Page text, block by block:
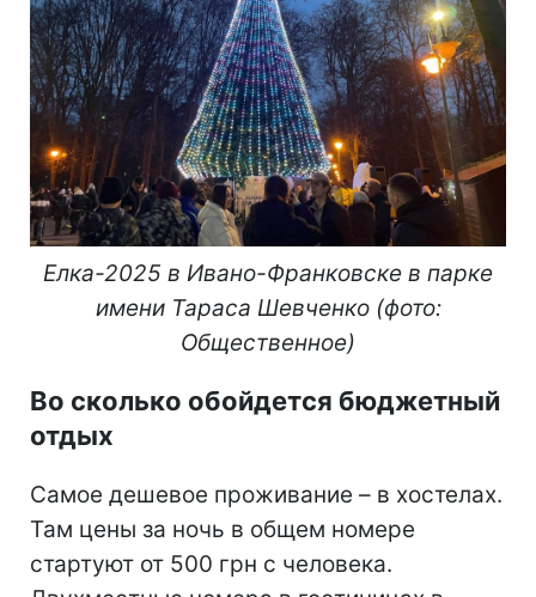
Елка-2025 в Ивано-Франковске в парке
имени Тараса Шевченко (фото:
Общественное)
Во сколько обойдется бюджетный
отдых
Самое дешевое проживание – в хостелах.
Там цены за ночь в общем номере
стартуют от 500 грн с человека.